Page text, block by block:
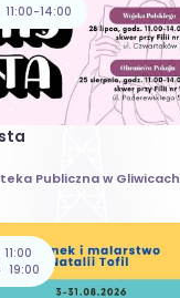
11:00-14:00
Publiczna w Gliwicach
11:00
19:00